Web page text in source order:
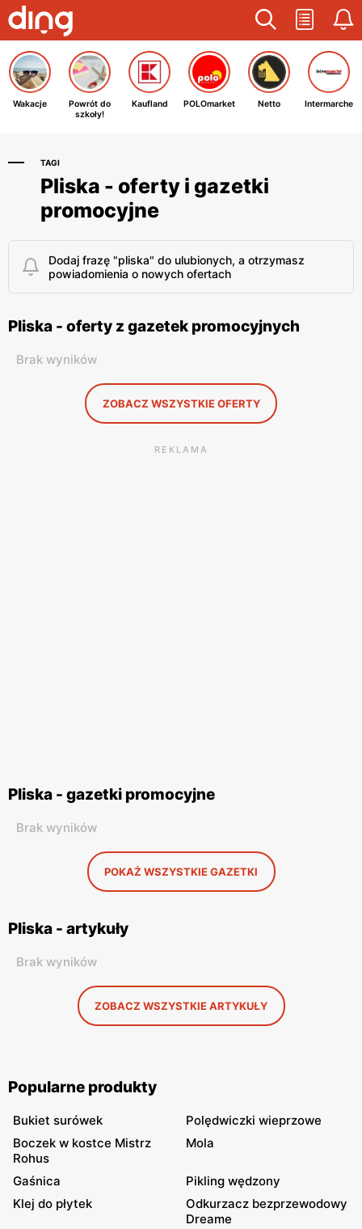
Wakacje
Powrót do
szkoły!
Kaufland POLOmarket Netto Intermarche
TAGI
Pliska - oferty i gazetki
promocyjne
Dodaj frazę "pliska" do ulubionych, a otrzymasz
powiadomienia o nowych ofertach
Pliska - oferty z gazetek promocyjnych
Brak wyników
ZOBACZ WSZYSTKIE OFERTY
REKLAMA
Pliska - gazetki promocyjne
Brak wyników
POKAŻ WSZYSTKIE GAZETKI
Pliska - artykuły
Brak wyników
ZOBACZ WSZYSTKIE ARTYKUŁY
Popularne produkty
Bukiet surówek
Polędwiczki wieprzowe
Boczek w kostce Mistrz
Rohus
Mola
Gaśnica
Pikling wędzony
Klej do płytek
Odkurzacz bezprzewodowy
Dreame